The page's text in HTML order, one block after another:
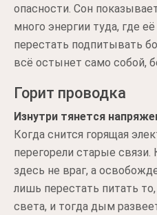
опасности. Сон
много энергии туда, где
перестать подпитывать
всё остынет само собой,
Горит проводка
Изнутри тянется
Когда снится горящая
перегорели старые
здесь не враг, а
лишь перестать питать
света, и тогда дым